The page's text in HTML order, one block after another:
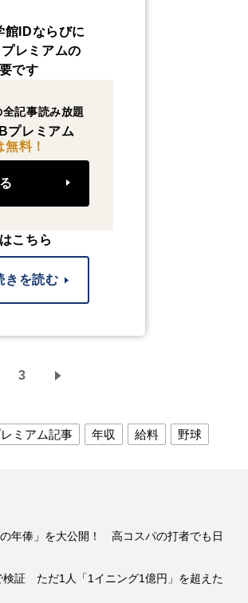
館IDならびに
レミアムの
です
記事読み放題
プレミアム
料！
こちら
きを読む
3
ミアム記事 年収 給料 野球
年俸」を大公開！ 高コスパの打者でも日
検証 ただ1人「1イニング1億円」を超えた